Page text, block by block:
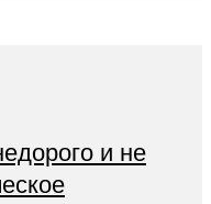
и не